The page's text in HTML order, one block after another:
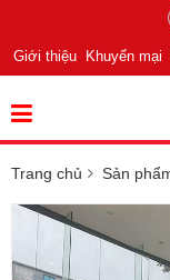
Giới thiệu Khuyến mại
Trang chủ Sản